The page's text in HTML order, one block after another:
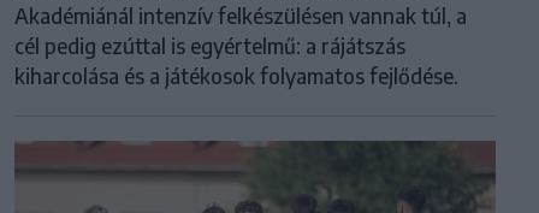
Akadémiánál intenzív felkészülésen vannak túl, a
cél pedig ezúttal is egyértelmű: a rájátszás
kiharcolása és a játékosok folyamatos fejlődése.